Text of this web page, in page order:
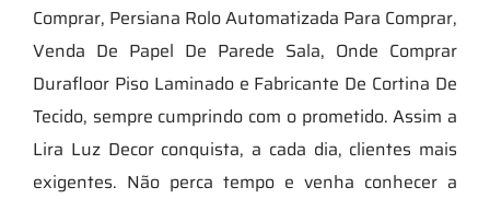
Comprar, Persiana Rolo Automatizada Para Comprar,
Venda De Papel De Parede Sala, Onde Comprar
Durafloor Piso Laminado e Fabricante De Cortina De
Tecido, sempre cumprindo com o prometido. Assim a
Lira Luz Decor conquista, a cada dia, clientes mais
exigentes. Não perca tempo e venha conhecer a